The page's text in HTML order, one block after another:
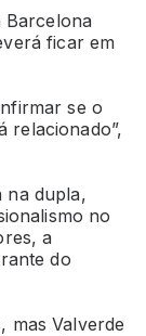
Barcelona
ficar em
se o
relacionado”,
na dupla,
no
a
do
mas Valverde